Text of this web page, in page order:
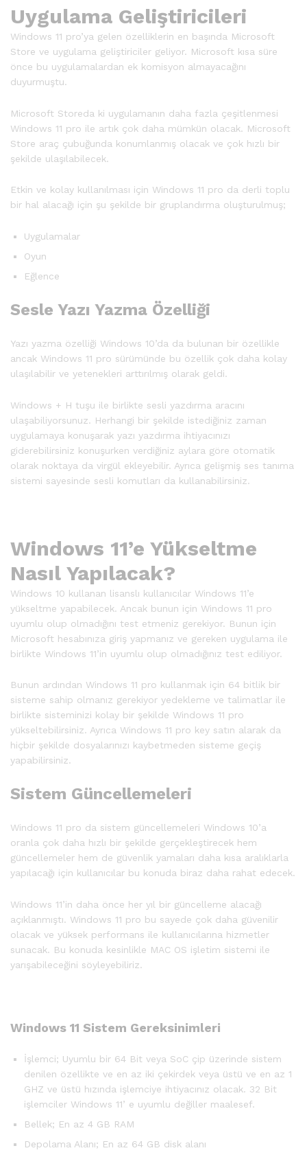
Uygulama Geliştiricileri
Windows 11 pro’ya gelen özelliklerin en başında Microsoft
Store ve uygulama geliştiriciler geliyor. Microsoft kısa süre
önce bu uygulamalardan ek komisyon almayacağını
duyurmuştu.
Microsoft Storeda ki uygulamanın daha fazla çeşitlenmesi
Windows 11 pro ile artık çok daha mümkün olacak. Microsoft
Store araç çubuğunda konumlanmış olacak ve çok hızlı bir
şekilde ulaşılabilecek.
Etkin ve kolay kullanılması için Windows 11 pro da derli toplu
bir hal alacağı için şu şekilde bir gruplandırma oluşturulmuş;
Uygulamalar
Oyun
Eğlence
Sesle Yazı Yazma Özelliği
Yazı yazma özelliği Windows 10’da da bulunan bir özellikle
ancak Windows 11 pro sürümünde bu özellik çok daha kolay
ulaşılabilir ve yetenekleri arttırılmış olarak geldi.
Windows + H tuşu ile birlikte sesli yazdırma aracını
ulaşabiliyorsunuz. Herhangi bir şekilde istediğiniz zaman
uygulamaya konuşarak yazı yazdırma ihtiyacınızı
giderebilirsiniz konuşurken verdiğiniz aylara göre otomatik
olarak noktaya da virgül ekleyebilir. Ayrıca gelişmiş ses tanıma
sistemi sayesinde sesli komutları da kullanabilirsiniz.
Windows 11’e Yükseltme
Nasıl Yapılacak?
Windows 10 kullanan lisanslı kullanıcılar Windows 11’e
yükseltme yapabilecek. Ancak bunun için Windows 11 pro
uyumlu olup olmadığını test etmeniz gerekiyor. Bunun için
Microsoft hesabınıza giriş yapmanız ve gereken uygulama ile
birlikte Windows 11’in uyumlu olup olmadığınız test ediliyor.
Bunun ardından Windows 11 pro kullanmak için 64 bitlik bir
sisteme sahip olmanız gerekiyor yedekleme ve talimatlar ile
birlikte sisteminizi kolay bir şekilde Windows 11 pro
yükseltebilirsiniz. Ayrıca Windows 11 pro key satın alarak da
hiçbir şekilde dosyalarınızı kaybetmeden sisteme geçiş
yapabilirsiniz.
Sistem Güncellemeleri
Windows 11 pro da sistem güncellemeleri Windows 10’a
oranla çok daha hızlı bir şekilde gerçekleştirecek hem
güncellemeler hem de güvenlik yamaları daha kısa aralıklarla
yapılacağı için kullanıcılar bu konuda biraz daha rahat edecek.
Windows 11’in daha önce her yıl bir güncelleme alacağı
açıklanmıştı. Windows 11 pro bu sayede çok daha güvenilir
olacak ve yüksek performans ile kullanıcılarına hizmetler
sunacak. Bu konuda kesinlikle MAC OS işletim sistemi ile
yarışabileceğini söyleyebiliriz.
Windows 11 Sistem Gereksinimleri
İşlemci; Uyumlu bir 64 Bit veya SoC çip üzerinde sistem
denilen özellikte ve en az iki çekirdek veya üstü ve en az 1
GHZ ve üstü hızında işlemciye ihtiyacınız olacak. 32 Bit
işlemciler Windows 11’ e uyumlu değiller maalesef.
Bellek; En az 4 GB RAM
Depolama Alanı; En az 64 GB disk alanı